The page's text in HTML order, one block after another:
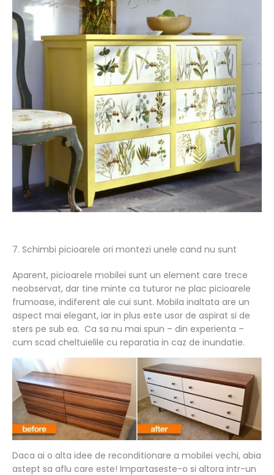
7. Schimbi picioarele ori montezi unele cand nu sunt
Aparent, picioarele mobilei sunt un element care trece
neobservat, dar tine minte ca tuturor ne plac picioarele
frumoase, indiferent ale cui sunt. Mobila inaltata are un
aspect mai elegant, iar in plus este usor de aspirat si de
sters pe sub ea. Ca sa nu mai spun – din experienta –
cum scad cheltuielile cu reparatia in caz de inundatie.
Daca ai o alta idee de reconditionare a mobilei vechi, abia
astept sa aflu care este! Impartaseste-o si altora intr-un